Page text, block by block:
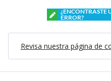
¿ENCONTRASTE
ERROR?
Revisa nuestra página de